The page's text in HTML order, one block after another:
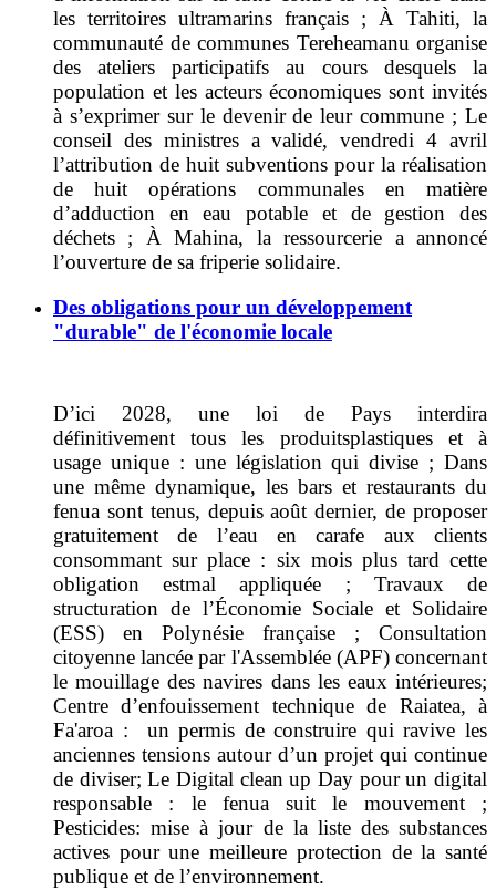
les territoires ultramarins français ; À Tahiti, la
communauté de communes Tereheamanu organise
des ateliers participatifs au cours desquels la
population et les acteurs économiques sont invités
à s’exprimer sur le devenir de leur commune ; Le
conseil des ministres a validé, vendredi 4 avril
l’attribution de huit subventions pour la réalisation
de huit opérations communales en matière
d’adduction en eau potable et de gestion des
déchets ; À Mahina, la ressourcerie a annoncé
l’ouverture de sa friperie solidaire.
Des obligations pour un développement
"durable" de l'économie locale
D’ici 2028, une loi de Pays interdira
définitivement tous les produitsplastiques et à
usage unique : une législation qui divise ; Dans
une même dynamique, les bars et restaurants du
fenua sont tenus, depuis août dernier, de proposer
gratuitement de l’eau en carafe aux clients
consommant sur place : six mois plus tard cette
obligationestmal appliquée ; Travaux de
structuration de l’Économie Sociale et Solidaire
(ESS) en Polynésie française ; Consultation
citoyenne lancée par l'Assemblée (APF) concernant
le mouillage desnavires dans les eaux intérieures;
Centre d’enfouissement technique de Raiatea, à
Fa'aroa :
unpermis de construire qui ravive les
anciennes tensions autour d’un projet qui continue
de diviser;Le Digital clean up Day pour un digital
responsable : le fenua suit le mouvement;
Pesticides: mise à jour de la liste des substances
actives pour une meilleure protection de la santé
publique et de l’environnement.